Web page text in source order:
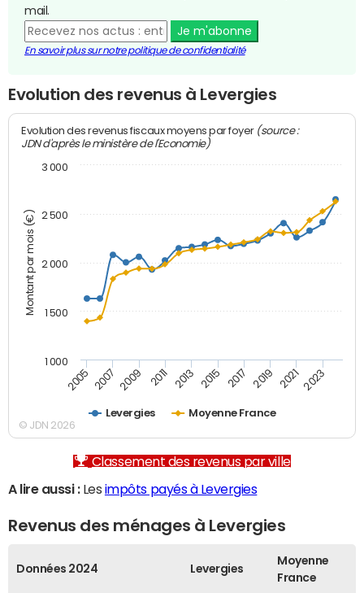
mail.
Je m'abonne
En savoir plus sur notre politique de confidentialité
Evolution des revenus à Levergies
Montant par mois (€)
Evolution des revenus fiscaux moyens par foyer (source :
JDN d'après le ministère de l'Economie)
Levergies Moyenne France
2005 2007 2009 2011 2013 2015 2017 2019 2021 2023
1 000
1 500
2 000
2 500
3 000
© JDN 2026
Classement des revenus par ville
A lire aussi :Les impôts payés à Levergies
Revenus des ménages à Levergies
Données 2024 Levergies
Moyenne
France